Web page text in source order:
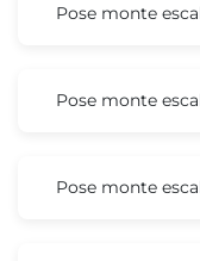
Pose monte
Pose monte
Pose monte